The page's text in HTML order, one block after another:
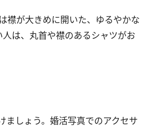
襟が大きめに開いた、ゆるやかな
は、丸首や襟のあるシャツがお
ましょう。婚活写真でのアクセサ